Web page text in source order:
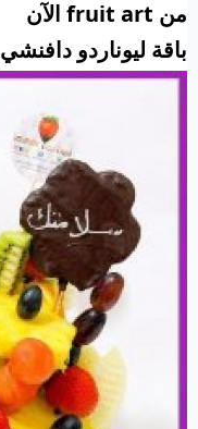
من fruit art الآن
باقة ليوناردو دافنشي